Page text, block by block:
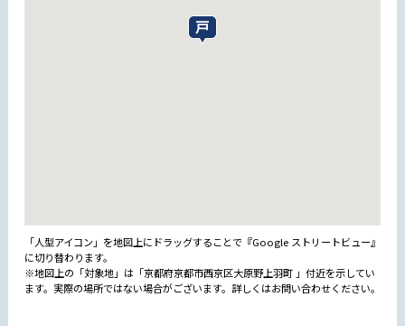
「人型アイコン」を地図上にドラッグすることで『Google ストリートビュー』
に切り替わります。
※地図上の「対象地」は「京都府京都市西京区大原野上羽町 」付近を示してい
ます。実際の場所ではない場合がございます。詳しくはお問い合わせください。